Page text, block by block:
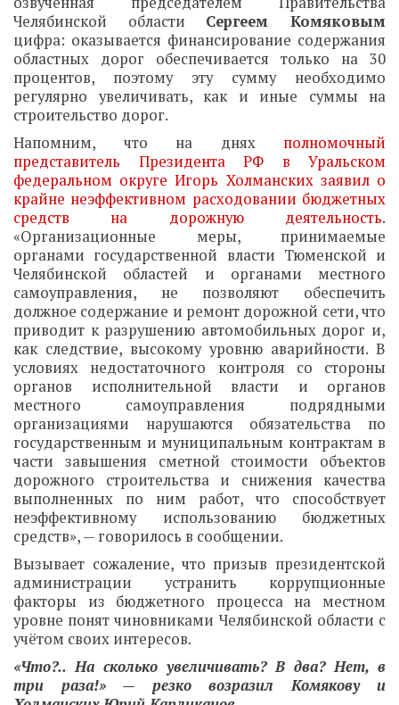
Челябинской области Сергеем Комяковым
цифра: оказывается финансирование содержания
областных дорог обеспечивается только на 30
процентов, поэтому эту сумму необходимо
регулярно увеличивать, как и иные суммы на
строительство дорог.
Напомним, что на днях полномочный
представитель Президента РФ в Уральском
федеральном округе Игорь Холманских заявил о
крайне неэффективном расходовании бюджетных
средств на дорожную деятельность.
«Организационные меры, принимаемые
органами государственной власти Тюменской и
Челябинской областей и органами местного
самоуправления, не позволяют обеспечить
должное содержание и ремонт дорожной сети, что
приводит к разрушению автомобильных дорог и,
как следствие, высокому уровню аварийности. В
условиях недостаточного контроля со стороны
органов исполнительной власти и органов
местного самоуправления подрядными
организациями нарушаются обязательства по
государственным и муниципальным контрактам в
части завышения сметной стоимости объектов
дорожного строительства и снижения качества
выполненных по ним работ, что способствует
неэффективному использованию бюджетных
средств», — говорилось в сообщении.
Вызывает сожаление, что призыв президентской
администрации устранить коррупционные
факторы из бюджетного процесса на местном
уровне понят чиновниками Челябинской области с
учётом своих интересов.
«Что?.. На сколько увеличивать? В два? Нет, в
три раза!» — резко возразил Комякову и